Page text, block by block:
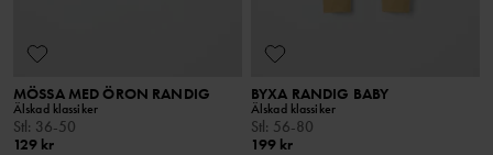
MÖSSA MED ÖRON RANDIG
Älskad klassiker
Stl: 36-50
129 kr
BYXA RANDIG BABY
Älskad klassiker
Stl: 56-80
199 kr